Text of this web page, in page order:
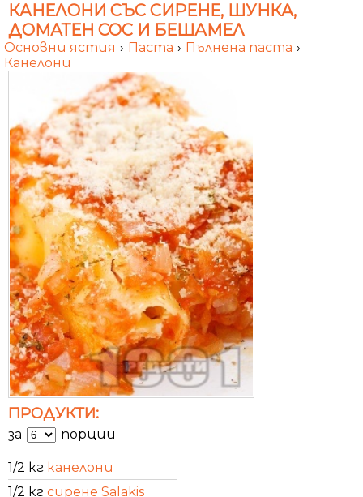
КАНЕЛОНИ СЪС СИРЕНЕ, ШУНКА,
ДОМАТЕН СОС И БЕШАМЕЛ
Основни ястия › Паста › Пълнена паста ›
Канелони
ПРОДУКТИ:
за порции
1/2 кг канелони
1/2 кг сирене Salakis